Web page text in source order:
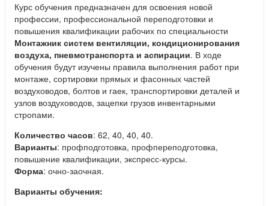
Курс обучения предназначен для освоения новой
профессии, профессиональной переподготовки и
повышения квалификации рабочих по специальности
Монтажник систем вентиляции, кондиционирования
воздуха, пневмотранспорта и аспирации. В ходе
обучения будут изучены правила выполнения работ при
монтаже, сортировки прямых и фасонных частей
воздуховодов, болтов и гаек, транспортировки деталей и
узлов воздуховодов, зацепки грузов инвентарными
стропами.
Количество часов: 62, 40, 40, 40.
Варианты: профподготовка, профпереподготовка,
повышение квалификации, экспресс-курсы.
Форма: очно-заочная.
Варианты обучения: